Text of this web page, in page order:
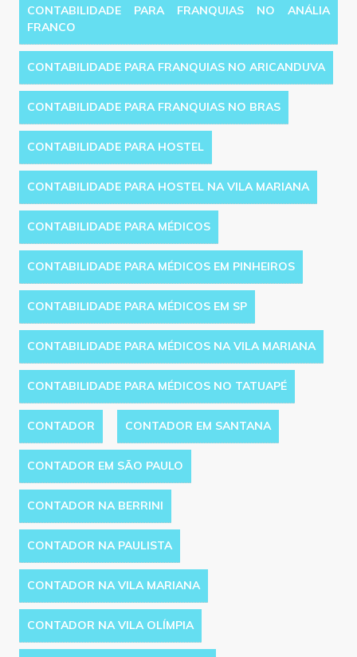
CONTABILIDADE PARA FRANQUIAS NO ANÁLIA
FRANCO
CONTABILIDADE PARA FRANQUIAS NO ARICANDUVA
CONTABILIDADE PARA FRANQUIAS NO BRAS
CONTABILIDADE PARA HOSTEL
CONTABILIDADE PARA HOSTEL NA VILA MARIANA
CONTABILIDADE PARA MÉDICOS
CONTABILIDADE PARA MÉDICOS EM PINHEIROS
CONTABILIDADE PARA MÉDICOS EM SP
CONTABILIDADE PARA MÉDICOS NA VILA MARIANA
CONTABILIDADE PARA MÉDICOS NO TATUAPÉ
CONTADOR CONTADOR EM SANTANA
CONTADOR EM SÃO PAULO
CONTADOR NA BERRINI
CONTADOR NA PAULISTA
CONTADOR NA VILA MARIANA
CONTADOR NA VILA OLÍMPIA